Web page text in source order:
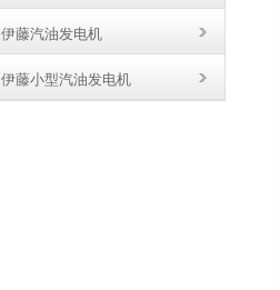
伊藤汽油发电机
伊藤小型汽油发电机